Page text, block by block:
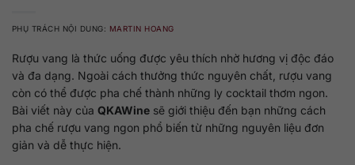
PHỤ TRÁCH NỘI DUNG: MARTIN HOANG
Rượu vang là thức uống được yêu thích nhờ hương vị độc đáo
và đa dạng. Ngoài cách thưởng thức nguyên chất, rượu vang
còn có thể được pha chế thành những ly cocktail thơm ngon.
Bài viết này của QKAWine sẽ giới thiệu đến bạn những cách
pha chế rượu vang ngon phổ biến từ những nguyên liệu đơn
giản và dễ thực hiện.